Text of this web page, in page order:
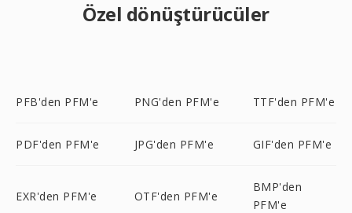
Özel dönüştürücüler
PFB'den PFM'e PNG'den PFM'e TTF'den PFM'e
PDF'den PFM'e JPG'den PFM'e GIF'den PFM'e
EXR'den PFM'e OTF'den PFM'e
BMP'den
PFM'e